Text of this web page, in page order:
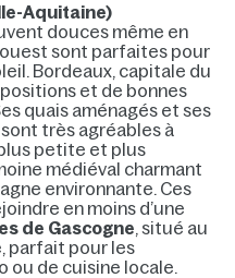
Aquitaine)
douces même en
sont parfaites pour
Bordeaux, capitale du
et de bonnes
quais aménagés et ses
très agréables à
petite et plus
médiéval charmant
environnante. Ces
en moins d’une
de Gascogne , situé au
parfait pour les
ou de cuisine locale.